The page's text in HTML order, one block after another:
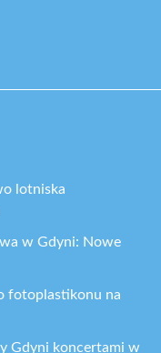
lotniska
w Gdyni: Nowe
fotoplastikonu na
Gdyni koncertami w